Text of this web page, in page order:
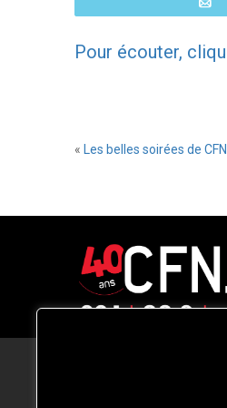
Pour écouter,
« Les belles soirées de